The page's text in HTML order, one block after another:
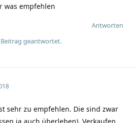
was empfehlen
Antworten
geantwortet.
sehr zu empfehlen. Die sind zwar
ja auch überleben). Verkaufen